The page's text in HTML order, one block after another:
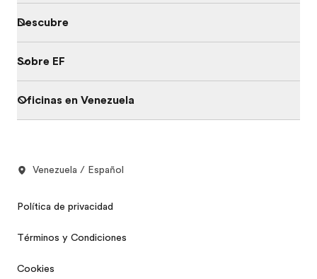
Descubre
Sobre EF
Oficinas en Venezuela
Venezuela / Español
Política de privacidad
Términos y Condiciones
Cookies